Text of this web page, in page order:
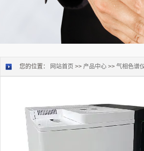
您的位置： 网站首页 >> 产品中心 >> 气相色谱